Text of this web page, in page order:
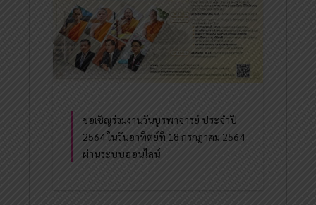
ขอเชิญร่วมงานวันบูรพาจารย์ ประจำปี
2564 ในวันอาทิตย์ที่ 18 กรกฎาคม 2564
ผ่านระบบออนไลน์